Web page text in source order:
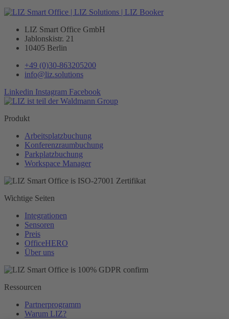
LIZ Smart Office GmbH
Jablonskistr. 21
10405 Berlin
+49 (0)30-863205200
info@liz.solutions
Linkedin Instagram Facebook
Produkt
Arbeitsplatzbuchung
Konferenzraumbuchung
Parkplatzbuchung
Workspace Manager
Wichtige Seiten
Integrationen​
Sensoren
Preis
OfficeHERO
Über uns
Ressourcen
Partnerprogramm
Warum LIZ?